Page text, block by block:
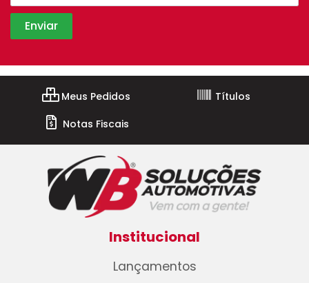
Meus Pedidos
Títulos
Notas Fiscais
Institucional
Lançamentos